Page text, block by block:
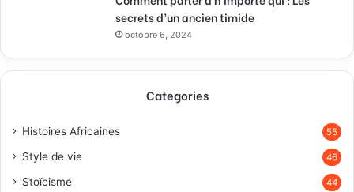
secrets d’un ancien timide
octobre 6, 2024
Categories
Histoires Africaines 55
Style de vie 46
Stoïcisme 44